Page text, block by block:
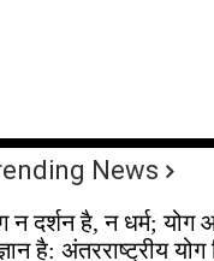
News
न दर्शन है, न धर्म;
है: अंतरराष्ट्रीय